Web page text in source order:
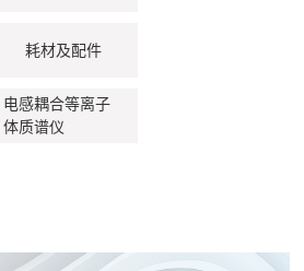
耗材及配件
电感耦合等离子
体质谱仪